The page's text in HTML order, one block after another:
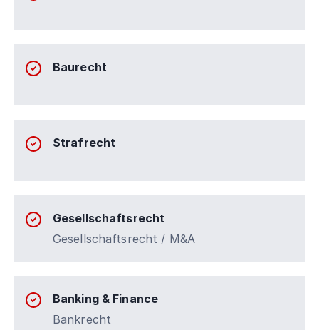
Baurecht
Strafrecht
Gesellschaftsrecht
Gesellschaftsrecht / M&A
Banking & Finance
Bankrecht